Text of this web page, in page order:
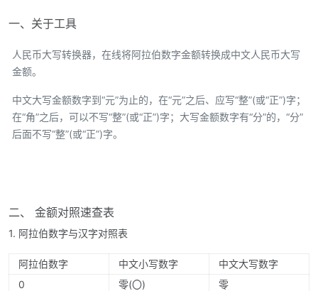
一、关于工具
人民币大写转换器，在线将阿拉伯数字金额转换成中文人民币大写
金额。
中文大写金额数字到“元”为止的，在“元”之后、应写“整”(或“正”)字；
在“角”之后，可以不写“整”(或“正”)字；大写金额数字有“分”的，“分”
后面不写“整”(或“正”)字。
二、 金额对照速查表
1. 阿拉伯数字与汉字对照表
阿拉伯数字 中文小写数字
中文大写数字
0
零(〇)
零